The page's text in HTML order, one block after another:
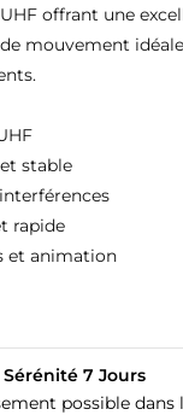
offrant une
mouvement
stable
rapide
et animation
7 Jours
possible dans